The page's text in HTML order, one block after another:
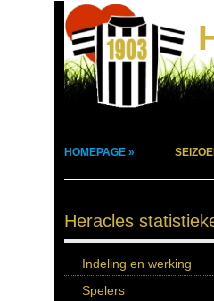
HOMEPAGE »
Heracles
Indeling en werking
Spelers